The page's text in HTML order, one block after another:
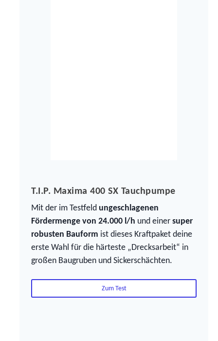
T.I.P. Maxima 400 SX Tauchpumpe
Mit der im Testfeld ungeschlagenen
Fördermenge von 24.000 l/h und einer super
robusten Bauform ist dieses Kraftpaket deine
erste Wahl für die härteste „Drecksarbeit“ in
großen Baugruben und Sickerschächten.
Zum Test